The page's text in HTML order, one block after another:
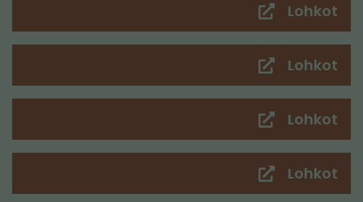
Lohkot
Lohkot
Lohkot
Lohkot